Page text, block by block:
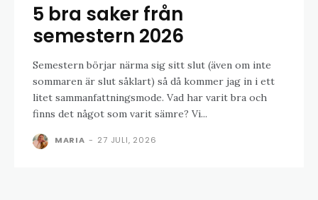
5 bra saker från
semestern 2026
Semestern börjar närma sig sitt slut (även om inte
sommaren är slut såklart) så då kommer jag in i ett
litet sammanfattningsmode. Vad har varit bra och
finns det något som varit sämre? Vi...
MARIA - 27 JULI, 2026